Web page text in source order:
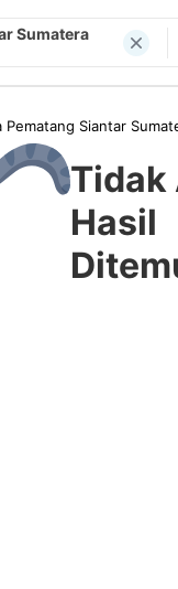
Sumatera
Pematang Siantar
Tidak
Hasil